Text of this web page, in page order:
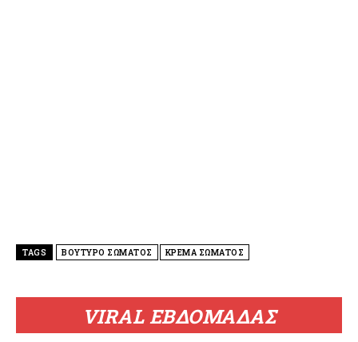
VIRAL ΕΒΔΟΜΑΔΑΣ
TAGS ΒΟΥΤΥΡΟ ΣΩΜΑΤΟΣ ΚΡΕΜΑ ΣΩΜΑΤΟΣ